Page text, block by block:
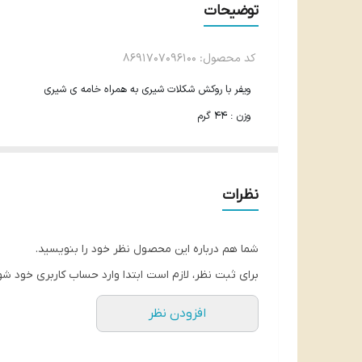
توضیحات
کد محصول: 8691707096100
ویفر با روکش شکلات شیری به همراه خامه ی شیری
وزن : 44 گرم
نظرات
شما هم درباره این محصول نظر خود را بنویسید.
برای ثبت نظر، لازم است ابتدا وارد حساب کاربری خود
افزودن نظر